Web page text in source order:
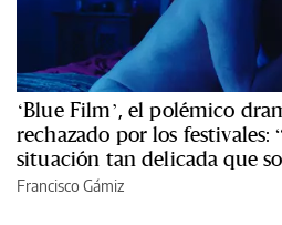
‘Blue Film’, el polémico
rechazado por los festivales:
situación tan delicada que
Francisco Gámiz